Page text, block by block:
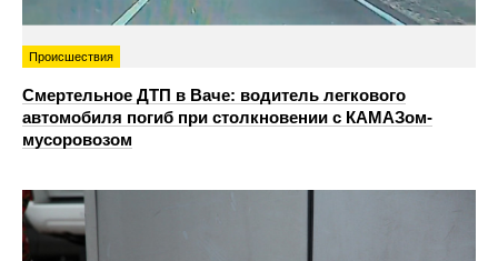
Происшествия
Смертельное ДТП в Ваче: водитель легкового
автомобиля погиб при столкновении с КАМАЗом-
мусоровозом